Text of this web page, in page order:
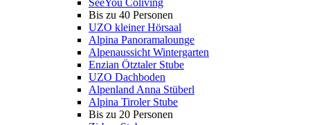
SeeYou Coliving
Bis zu 40 Personen
UZO kleiner Hörsaal
Alpina Panoramalounge
Alpenaussicht Wintergarten
Enzian Ötztaler Stube
UZO Dachboden
Alpenland Anna Stüberl
Alpina Tiroler Stube
Bis zu 20 Personen